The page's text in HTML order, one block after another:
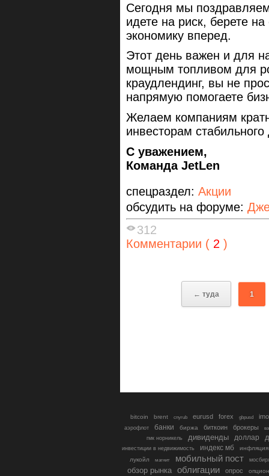
Сегодня мы
идете на риск, берете на
экономику вперед.
Этот день важен и для
мощным топливом для
краудлендинг, вы не
напрямую помогаете
Желаем компаниям
инвесторам
С уважением,
Команда JetLen
спецраздел: Акции
обсудить на форуме:
312
Комментарии ( 2 )
← туда 1
bitcoin brent cnyrub eurusd forex gbpusd
аэрофлот банки биржа биткоин брокеры
гмк норникель
дивиденды доллар
инвестиции в недвижимость индекс мб
инфляция
лукойл
магнит мобильный пост
обзор рынка облигации опрос